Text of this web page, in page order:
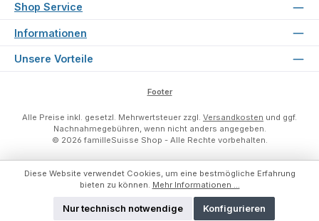
Shop Service
Informationen
Unsere Vorteile
Footer
Alle Preise inkl. gesetzl. Mehrwertsteuer zzgl. Versandkosten und ggf.
Nachnahmegebühren, wenn nicht anders angegeben.
© 2026 familleSuisse Shop - Alle Rechte vorbehalten.
Diese Website verwendet Cookies, um eine bestmögliche Erfahrung
bieten zu können. Mehr Informationen ...
Nur technisch notwendige Konfigurieren